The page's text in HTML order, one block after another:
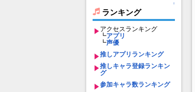
↑
ランキング
アクセスランキング
┗アプリ
┗声優
推しアプリランキング
推しキャラ登録ランキン
グ
参加キャラ数ランキング